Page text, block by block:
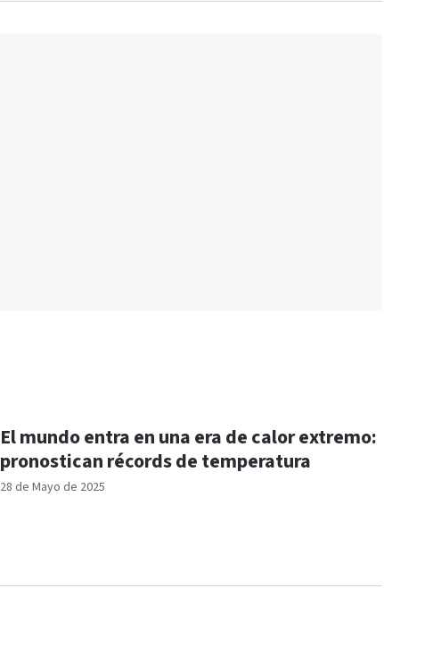
28 de Mayo de 2025
El mundo entra en una era de calor extremo:
pronostican récords de temperatura